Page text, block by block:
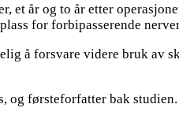
et år og to år etter
for forbipasserende
å forsvare videre bruk av
og førsteforfatter bak studien.